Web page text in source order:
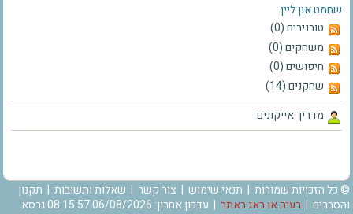
שחמט און ליין
טורנירים (0)
משחקים (0)
חיפושים (0)
שחקנים (14)
מדריך אייקונים
© כל הזכויות שמורות | תנאי שימוש | צור קשר | שאלות ותשובות | תקנון
והסברים | בעיה או באג באתר
| עדכון אחרון: 06/08/2026 08:15:57 גרסא